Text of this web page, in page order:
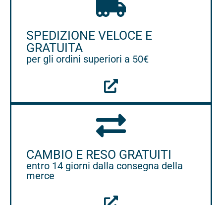
SPEDIZIONE VELOCE E
GRATUITA
per gli ordini superiori a 50€
CAMBIO E RESO GRATUITI
entro 14 giorni dalla consegna della
merce